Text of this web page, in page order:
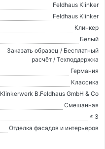
Feldhaus Klinker
Feldhaus Klinker
Клинкер
Белый
Заказать образец / Бесплатный
расчёт / Техподдержка
Германия
Классика
Klinkerwerk B.Feldhaus GmbH & Co
Смешанная
≤ 3
Отделка фасадов и интерьеров